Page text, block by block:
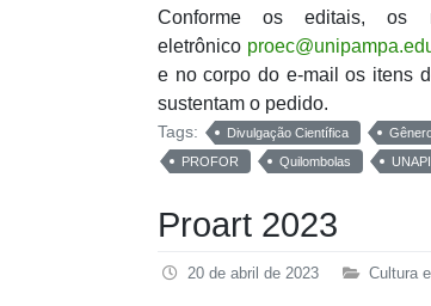
Conforme os editais, os
eletrônico
e no corpo do e-mail os itens
sustentam o pedido.
Tags: Divulgação Científica
PROFOR
Quilombolas UNAPI
Proart 2023
20 de abril de 2023 Cultura